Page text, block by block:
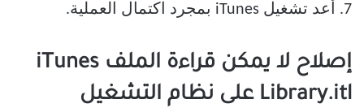
7. أعد تشغيل iTunes بمجرد اكتمال العملية.
إصلاح لا يمكن قراءة الملف iTunes
Library.itl على نظام التشغيل